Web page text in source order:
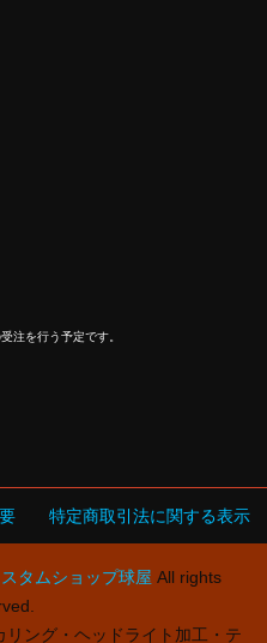
注を行う予定です。
特定商取引法に関する表示
タムショップ球屋 All rights
ング・ヘッドライト加工・テ